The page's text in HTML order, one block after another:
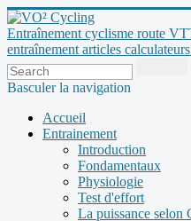
Entraînement cyclisme route
entraînement articles
Basculer la navigation
Accueil
Entrainement
Introduction
Fondamentaux
Physiologie
Test d'effort
La puissance selon